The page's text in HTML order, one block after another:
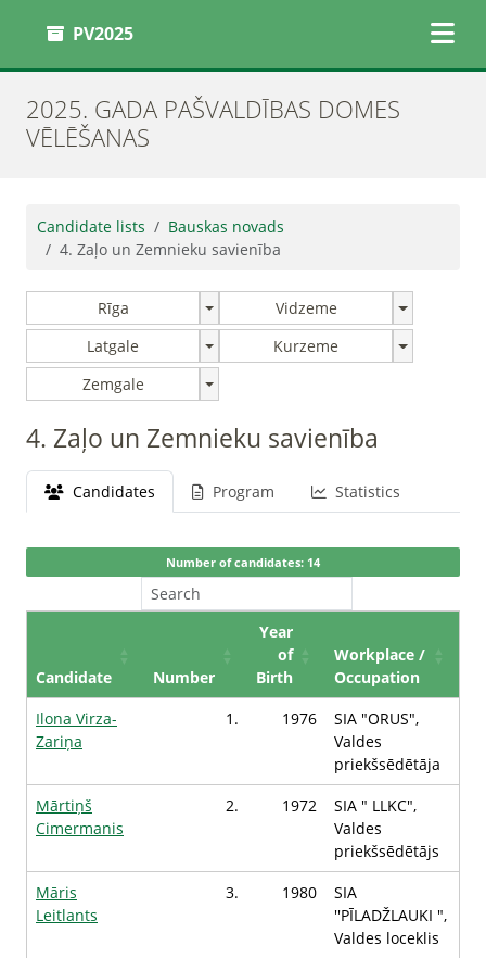
PV2025
2025. GADA PAŠVALDĪBAS DOMES
VĒLĒŠANAS
Candidate lists
Bauskas novads
4. Zaļo un Zemnieku savienība
Rīga
Vidzeme
Latgale
Kurzeme
Zemgale
4. Zaļo un Zemnieku savienība
Candidates Program Statistics
Number of candidates: 14
Candidate Number
Year
of
Birth
Workplace /
Occupation
Ilona Virza-
Zariņa
1. 1976
SIA "ORUS",
Valdes
priekšsēdētāja
Mārtiņš
Cimermanis
2. 1972
SIA " LLKC",
Valdes
priekšsēdētājs
Māris
Leitlants
3. 1980
SIA
''PĪLADŽLAUKI ",
Valdes loceklis